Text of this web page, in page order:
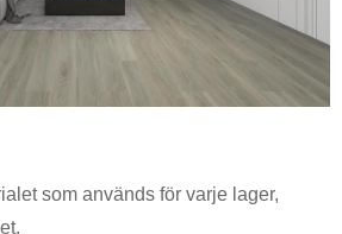
som används för varje lager,